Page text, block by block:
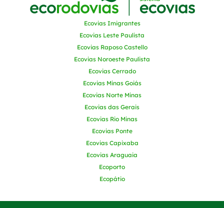
Ecovias Imigrantes
Ecovias Leste Paulista
Ecovias Raposo Castello
Ecovias Noroeste Paulista
Ecovias Cerrado
Ecovias Minas Goiás
Ecovias Norte Minas
Ecovias das Gerais
Ecovias Rio Minas
Ecovias Ponte
Ecovias Capixaba
Ecovias Araguaia
Ecoporto
Ecopátio